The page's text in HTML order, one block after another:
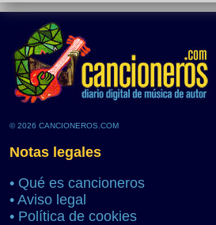
© 2026 CANCIONEROS.COM
Notas legales
• Qué es cancioneros
• Aviso legal
• Política de cookies